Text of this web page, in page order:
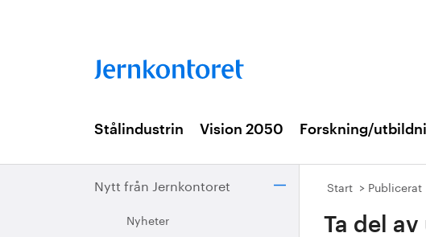
Stålindustrin Vision 2050 Forskning/
Nytt från Jernkontoret
Nyheter
Start Publicerat
Ta del